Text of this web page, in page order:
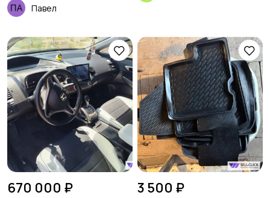
Павел
670 000 ₽ 3 500 ₽